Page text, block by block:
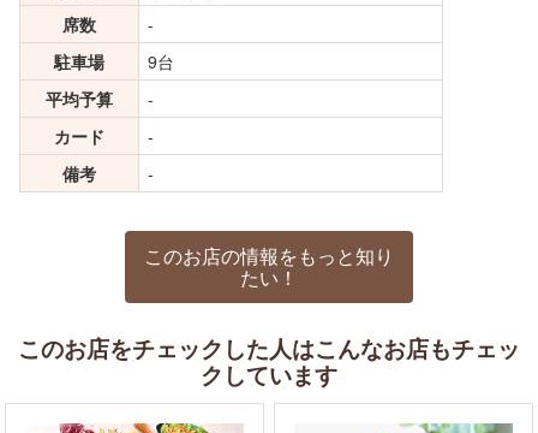
席数
-
駐車場
9台
平均予算
-
カード
-
備考
-
このお店の情報をもっと知り
たい！
このお店をチェックした人はこんなお店もチェッ
クしています